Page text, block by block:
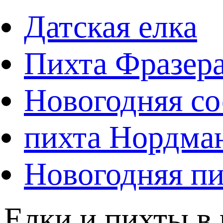
Датская елка
Пихта
Новогодняя
пихта
Новогодняя